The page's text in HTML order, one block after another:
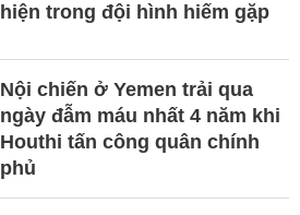
hiện trong đội hình hiếm gặp
Nội chiến ở Yemen trải qua
ngày đẫm máu nhất 4 năm khi
Houthi tấn công quân chính
phủ